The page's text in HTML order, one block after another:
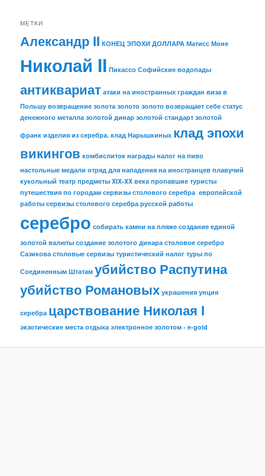
МЕТКИ
Александр II КОНЕЦ ЭПОХИ ДОЛЛАРА Матисс Моне
Николай II Пикассо Софийские водопады
антиквариат атаки на иностранных граждан виза в
Польшу возвращение золота золото золото возвращает себе статус
денежного металла золотой динар золотой стандарт золотой
франк изделия из серебра. клад Нарышкиных клад эпохи
викингов комбислиток награды налог на пиво
настольные медали отряд для нападения на иностранцев плавучий
кукольный театр предметы XIX-XX века пропавшие туристы
путешествия по городам сервизы столового серебра европейской
работы сервизы столового серебра русской работы
серебро собирать камни на пляже создание единой
золотой валюты создание золотого динара столовое серебро
Сазикова столовые сервизы туристический налог туры по
Соединенным Штатам убийство Распутина
убийство Романовых украшения унция
серебра царствование Николая I
экзотические места отдыха электронное золотом - e-gold